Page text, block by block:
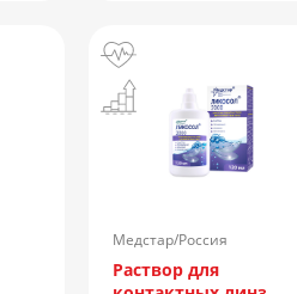
Медстар/Россия
Раствор для